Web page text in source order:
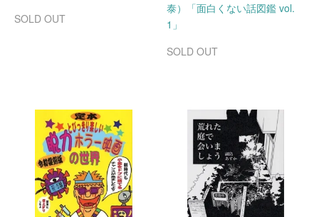
SOLD OUT
泰）「面白くない話図鑑 vol.
1」
SOLD OUT